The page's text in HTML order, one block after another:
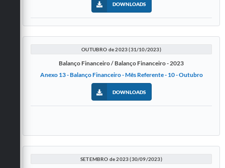
DOWNLOADS
OUTUBRO de 2023 (31/10/2023)
Balanço Financeiro / Balanço Financeiro - 2023
Anexo 13 - Balanço Financeiro - Mês Referente - 10 - Outubro
DOWNLOADS
SETEMBRO de 2023 (30/09/2023)